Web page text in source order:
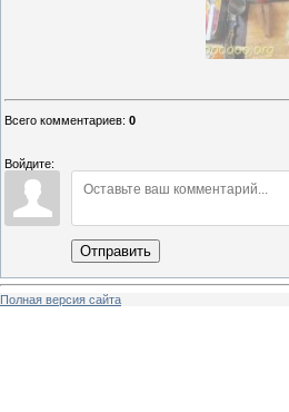
Всего комментариев: 0
Войдите:
Отправить
Полная версия сайта